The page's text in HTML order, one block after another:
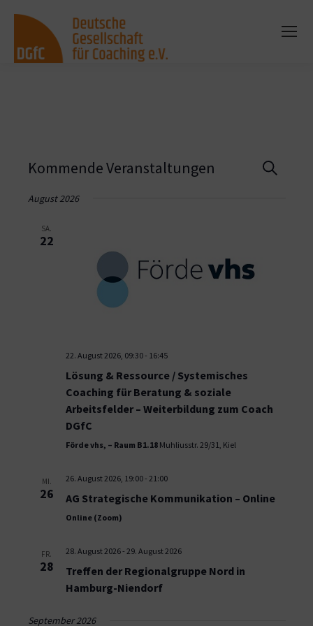
Suche
Kommende Veranstaltungen
August 2026
SA.
22
22. August 2026, 09:30- 16:45
Lösung & Ressource / Systemisches
Coaching für Beratung & soziale
Arbeitsfelder – Weiterbildung zum Coach
DGfC
Förde vhs, – Raum B1.18 Muhliusstr. 29/31, Kiel
MI.
26
26. August 2026, 19:00- 21:00
AG Strategische Kommunikation – Online
Online (Zoom)
FR.
28
28. August 2026- 29. August 2026
Treffen der Regionalgruppe Nord in
Hamburg-Niendorf
September 2026